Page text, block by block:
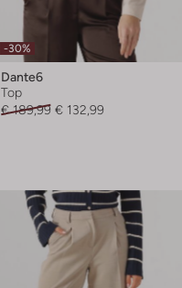
-30%
Dante6
Top
€ 189,99 € 132,99